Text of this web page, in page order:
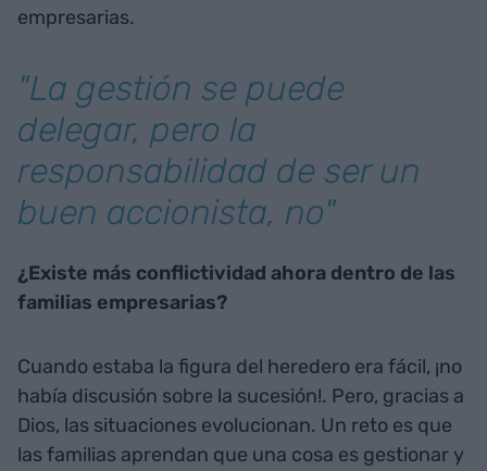
empresarias.
"La gestión se puede
delegar, pero la
responsabilidad de ser un
buen accionista, no"
¿Existe más conflictividad ahora dentro de las
familias empresarias?
Cuando estaba la figura del heredero era fácil, ¡no
había discusión sobre la sucesión!. Pero, gracias a
Dios, las situaciones evolucionan. Un reto es que
las familias aprendan que una cosa es gestionar y